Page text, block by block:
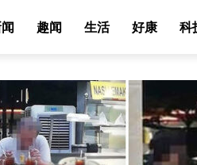
趣闻 生活 好康 科